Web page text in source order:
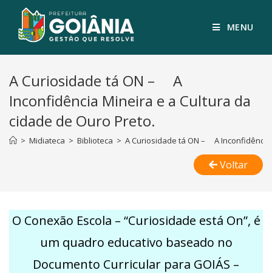
MENU
A Curiosidade tá ON – A
Inconfidência Mineira e a Cultura da
cidade de Ouro Preto.
> Midiateca > Biblioteca > A Curiosidade tá ON – A
Voltar
O Conexão Escola – “Curiosidade está On”, é
um quadro educativo baseado no
Documento Curricular para GOIÁS –